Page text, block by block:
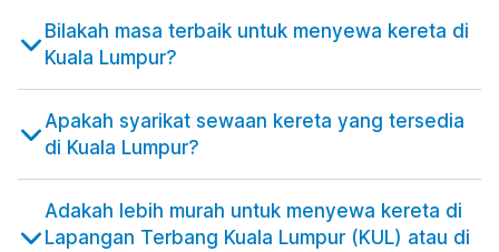
Bilakah masa terbaik untuk menyewa kereta di
Kuala Lumpur?
Apakah syarikat sewaan kereta yang tersedia
di Kuala Lumpur?
Adakah lebih murah untuk menyewa kereta di
Lapangan Terbang Kuala Lumpur (KUL) atau di